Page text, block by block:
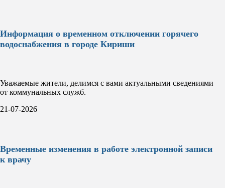
Информация о временном отключении горячего
водоснабжения в городе Кириши
Уважаемые жители, делимся с вами актуальными сведениями
от коммунальных служб.
21-07-2026
Временные изменения в работе электронной записи
к врачу